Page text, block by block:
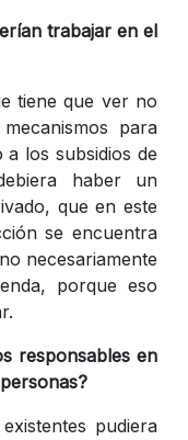
trabajar en el
tiene que ver no
para
los subsidios de
haber un
que en este
se encuentra
necesariamente
porque eso
responsables en
pudiera